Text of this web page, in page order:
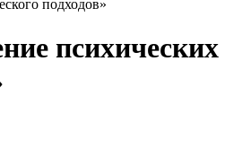
подходов»
психических